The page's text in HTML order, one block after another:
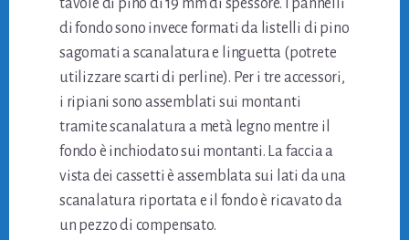
tavole di pino di 19 mm di spessore. I pannelli
di fondo sono invece formati da listelli di pino
sagomati a scanalatura e linguetta (potrete
utilizzare scarti di perline). Per i tre accessori,
i ripiani sono assemblati sui montanti
tramite scanalatura a metà legno mentre il
fondo è inchiodato sui montanti. La faccia a
vista dei cassetti è assemblata sui lati da una
scanalatura riportata e il fondo è ricavato da
un pezzo di compensato.